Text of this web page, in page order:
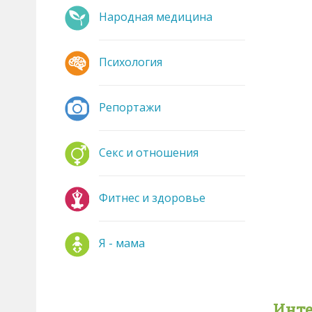
Народная медицина
Психология
Репортажи
Секс и отношения
Фитнес и здоровье
Я - мама